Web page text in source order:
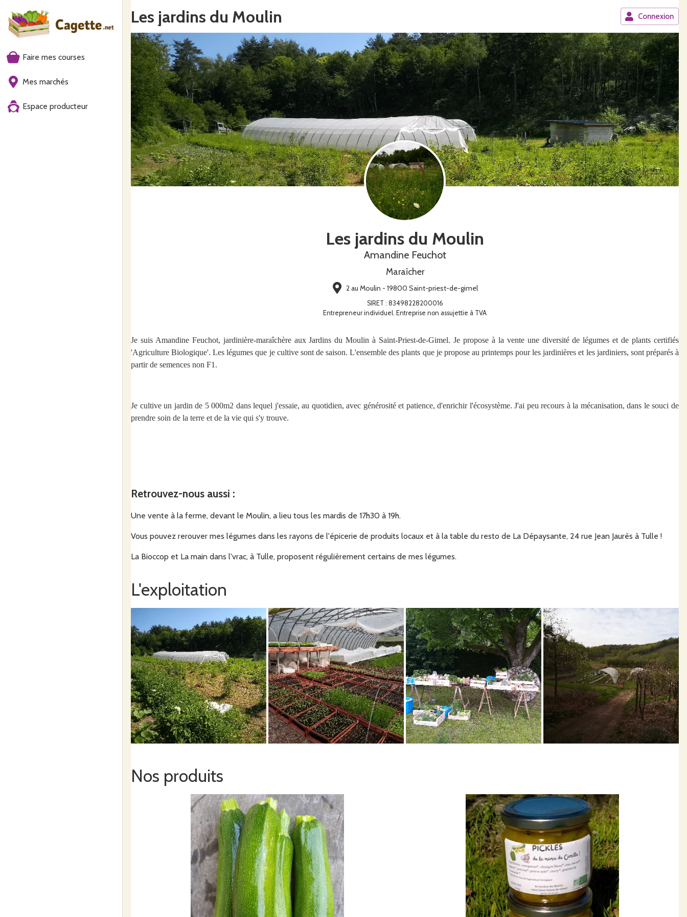
Faire mes courses
Mes marchés
Espace producteur
Les jardins du Moulin Connexion
Les jardins du Moulin
Amandine Feuchot
Maraîcher
2 au Moulin - 19800 Saint-priest-de-gimel
SIRET : 83498228200016
Entrepreneur individuel. Entreprise non assujettie à TVA
Je suis Amandine Feuchot, jardinière-maraîchère aux Jardins du Moulin à Saint-Priest-de-Gimel. Je propose à la vente une diversité de légumes et de plants certifiés
'Agriculture Biologique'. Les légumes que je cultive sont de saison. L'ensemble des plants que je propose au printemps pour les jardinières et les jardiniers, sont préparés à
partir de semences non F1.
Je cultive un jardin de 5 000m2 dans lequel j'essaie, au quotidien, avec générosité et patience, d'enrichir l'écosystème. J'ai peu recours à la mécanisation, dans le souci de
prendre soin de la terre et de la vie qui s'y trouve.
Retrouvez-nous aussi :
Une vente à la ferme, devant le Moulin, a lieu tous les mardis de 17h30 à 19h.
Vous pouvez rerouver mes légumes dans les rayons de l'épicerie de produits locaux et à la table du resto de La Dépaysante, 24 rue Jean Jaurès à Tulle !
La Bioccop et La main dans l'vrac, à Tulle, proposent régulièrement certains de mes légumes.
L'exploitation
Nos produits